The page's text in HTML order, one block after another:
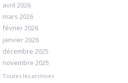
avril 2026
mars 2026
février 2026
janvier 2026
décembre 2025
novembre 2025
Toutes les archives